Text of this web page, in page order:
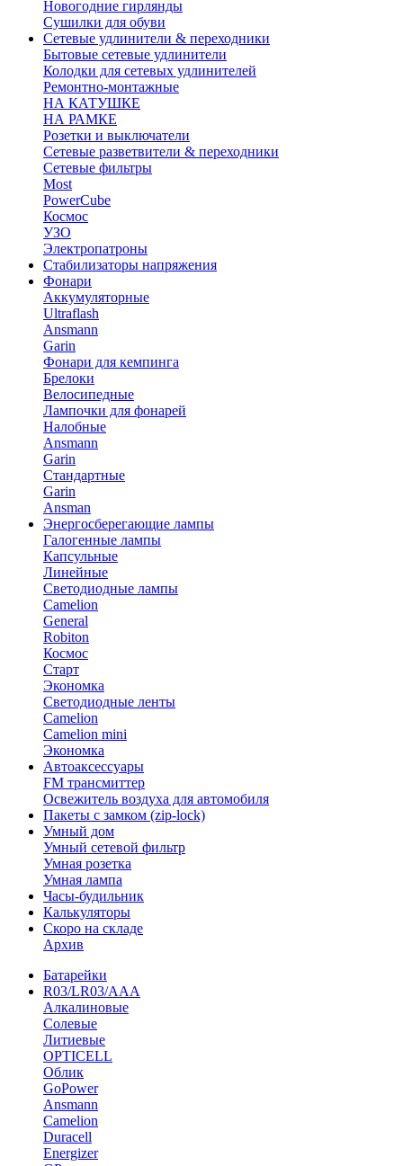
Новогодние гирлянды
Сушилки для обуви
Сетевые удлинители & переходники
Бытовые сетевые удлинители
Колодки для сетевых удлинителей
Ремонтно-монтажные
НА КАТУШКЕ
НА РАМКЕ
Розетки и выключатели
Сетевые разветвители & переходники
Сетевые фильтры
Most
PowerCube
Космос
УЗО
Электропатроны
Стабилизаторы напряжения
Фонари
Аккумуляторные
Ultraflash
Ansmann
Garin
Фонари для кемпинга
Брелоки
Велосипедные
Лампочки для фонарей
Налобные
Ansmann
Garin
Стандартные
Garin
Ansman
Энергосберегающие лампы
Галогенные лампы
Капсульные
Линейные
Светодиодные лампы
Camelion
General
Robiton
Космос
Старт
Экономка
Светодиодные ленты
Camelion
Camelion mini
Экономка
Автоаксессуары
FM трансмиттер
Освежитель воздуха для автомобиля
Пакеты с замком (zip-lock)
Умный дом
Умный сетевой фильтр
Умная розетка
Умная лампа
Часы-будильник
Калькуляторы
Скоро на складе
Архив
Батарейки
R03/LR03/AAA
Алкалиновые
Солевые
Литиевые
OPTICELL
Облик
GoPower
Ansmann
Camelion
Duracell
Energizer